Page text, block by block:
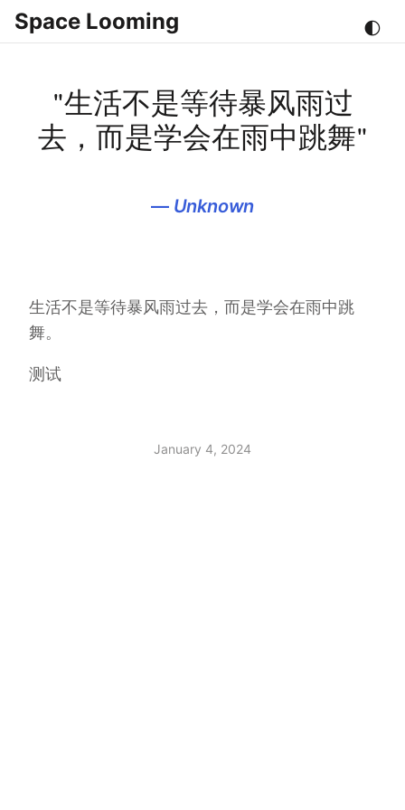
Space Looming 🌓
"生活不是等待暴风雨过
去，而是学会在雨中跳舞"
— Unknown
生活不是等待暴风雨过去，而是学会在雨中跳
舞。
测试
January 4, 2024